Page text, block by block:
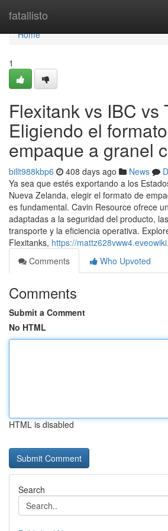
fatallisto
Home
Home
1
Flexitank vs IBC vs
Eligiendo el
empaque a granel
billt988kbp6 408 days ago News
Ya sea que estés exportando a los
Nueva Zelanda, elegir el formato de
es fundamental. Cavin Resource ofrece
adaptadas a la seguridad del producto,
transporte y la eficiencia operativa.
Flexitanks, https://
Comments
Who Upvoted
Comments
Submit a Comment
No HTML
HTML is disabled
Search